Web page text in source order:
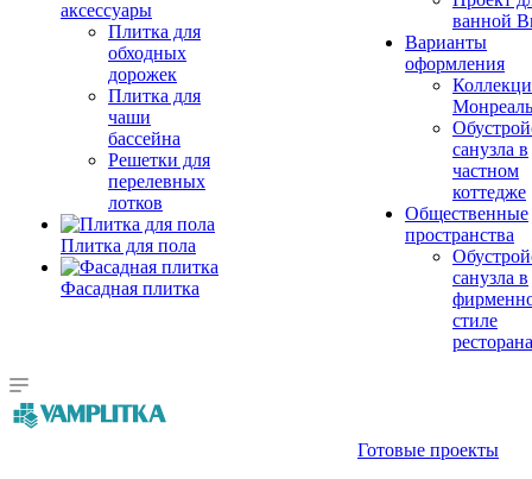
аксессуары
Плитка для
обходных
дорожек
Плитка для
чаши
бассейна
Решетки для
перелевных
лотков
Плитка для пола
Фасадная плитка
ванной
Варианты
оформления
Монреаль
санузла в
частном
коттедже
Общественные
пространства
санузла в
стиле
ресторана
Готовые проекты